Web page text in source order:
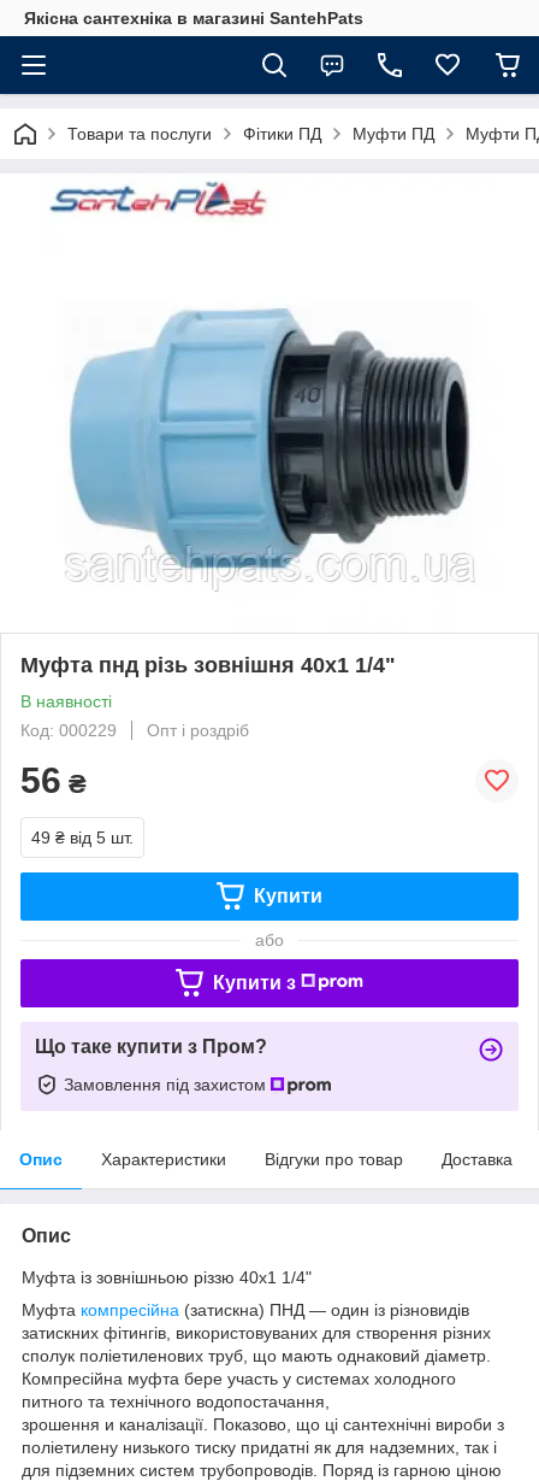
Якісна сантехніка в магазині SantehPats
Товари та послуги Фітики ПД Муфти ПД Муфти
Муфта пнд різь зовнішня 40х1 1/4"
В наявності
Код: 000229
Опт і роздріб
56 ₴
49 ₴ від 5 шт.
Купити
або
Купити з
Що таке купити з Пром?
Замовлення під захистом
Опис Характеристики Відгуки про товар Доставка
Опис
Муфта із зовнішньою різзю 40х1 1/4"
Муфта компресійна (затискна) ПНД — один із різновидів
затискних фітингів, використовуваних для створення різних
сполук поліетиленових труб, що мають однаковий діаметр.
Компресійна муфта бере участь у системах холодного
питного та технічного водопостачання,
зрошення и каналізації. Показово, що ці сантехнічні вироби з
поліетилену низького тиску придатні як для надземних, так і
для підземних систем трубопроводів. Поряд із гарною ціною